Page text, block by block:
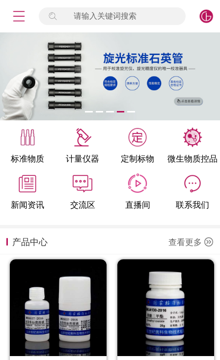
请输入关键词搜索
标准物质 计量仪器 定制标物 微生物质控品
新闻资讯 交流区 直播间 联系我们
产品中心 查看更多
签到
标准物质
产品专项
微生物检测/质控品
定制标物
定制仪器
新闻资讯
公司主页
购物车
会员中心